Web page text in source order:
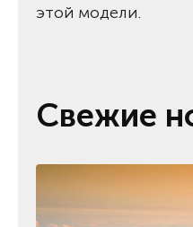
этой модели.
Свежие